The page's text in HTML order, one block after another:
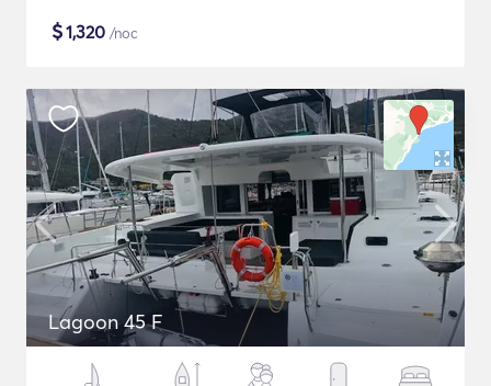
$1,320 /noc
Lagoon 45 F